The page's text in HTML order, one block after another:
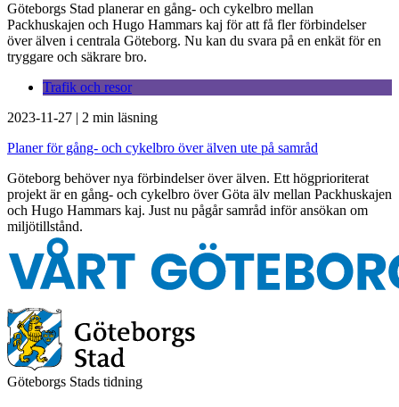
Göteborgs Stad planerar en gång- och cykelbro mellan
Packhuskajen och Hugo Hammars kaj för att få fler förbindelser
över älven i centrala Göteborg. Nu kan du svara på en enkät ­för en
tryggare och säkrare bro.
Trafik och resor
2023-11-27 | 2 min läsning
Planer för gång- och cykelbro över älven ute på samråd
Göteborg behöver nya förbindelser över älven. Ett högprioriterat
projekt är en gång- och cykelbro över Göta älv mellan Packhuskajen
och Hugo Hammars kaj. Just nu pågår samråd inför ansökan om
miljötillstånd.
Göteborgs Stads tidning